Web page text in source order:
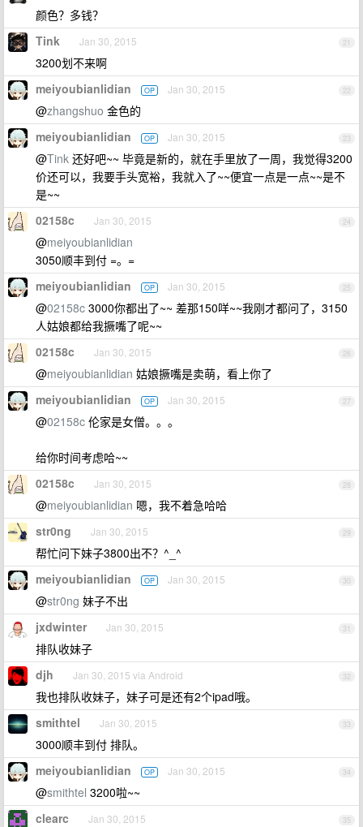
颜色？多钱？
21
Tink Jan 30, 2015
3200划不来啊
22
meiyoubianlidian OP Jan 30, 2015
@zhangshuo 金色的
23
meiyoubianlidian OP Jan 30, 2015
@Tink 还好吧~~ 毕竟是新的，就在手里放了一周，我觉得3200
价还可以，我要手头宽裕，我就入了~~便宜一点是一点~~是不
是~~
24
02158c Jan 30, 2015
@meiyoubianlidian
3050顺丰到付 =。=
25
meiyoubianlidian OP Jan 30, 2015
@02158c 3000你都出了~~ 差那150咩~~我刚才都问了，3150
人姑娘都给我撅嘴了呢~~
26
02158c Jan 30, 2015
@meiyoubianlidian 姑娘撅嘴是卖萌，看上你了
27
meiyoubianlidian OP Jan 30, 2015
@02158c 伦家是女僧。。。
给你时间考虑哈~~
28
02158c Jan 30, 2015
@meiyoubianlidian 嗯，我不着急哈哈
29
str0ng Jan 30, 2015
帮忙问下妹子3800出不？^_^
30
meiyoubianlidian OP Jan 30, 2015
@str0ng 妹子不出
31
jxdwinter Jan 30, 2015
排队收妹子
32
djh Jan 30, 2015 via Android
我也排队收妹子，妹子可是还有2个ipad哦。
33
smithtel Jan 30, 2015
3000顺丰到付 排队。
34
meiyoubianlidian OP Jan 30, 2015
@smithtel 3200啦~~
35
clearc Jan 30, 2015